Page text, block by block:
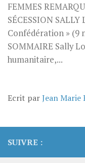
FEMMES
SÉCESSION
Confédération » (9
SOMMAIRE Sally
humanitaire,...
Ecrit parJean Marie
SUIVRE :